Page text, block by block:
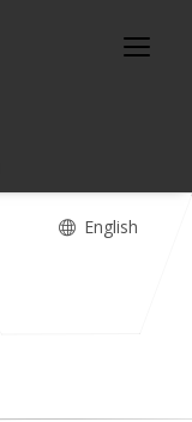
English